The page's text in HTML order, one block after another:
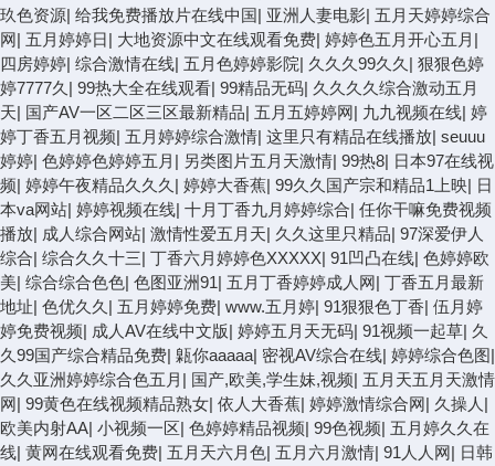
玖色资源| 给我免费播放片在线中国| 亚洲人妻电影| 五月天婷婷综合
网| 五月婷婷日| 大地资源中文在线观看免费| 婷婷色五月开心五月 |
四房婷婷| 综合激情在线| 五月色婷婷影院| 久久久99久久 | 狠狠色婷
婷7777久 | 99热大全在线观看| 99精品无码| 久久久久综合激动五月
天| 国产AV一区二区三区最新精品| 五月五婷婷网| 九九视频在线| 婷
婷丁香五月视频| 五月婷婷综合激情| 这里只有精品在线播放| seuuu
婷婷| 色婷婷色婷婷五月 | 另类图片五月天激情| 99热8| 日本97在线视
频| 婷婷午夜精品久久久 | 婷婷大香蕉| 99久久国产宗和精品1上映| 日
本va网站| 婷婷视频在线| 十月丁香九月婷婷综合| 任你干嘛免费视频
播放| 成人综合网站| 激情性爱五月天| 久久这里只精品| 97深爱伊人
综合| 综合久久十三| 丁香六月婷婷色XXXXX| 91凹凸在线| 色婷婷欧
美| 综合综合色色| 色图亚洲91| 五月丁香婷婷成人网| 丁香五月最新
地址| 色优久久 | 五月婷婷免费| www.五月婷| 91狠狠色丁香| 伍月婷
婷免费视频| 成人AV在线中文版| 婷婷五月天无码| 91视频一起草| 久
久99国产综合精品免费| 甈你aaaaa| 密视AV综合在线| 婷婷综合色图|
久久亚洲婷婷综合色五月 | 国产,欧美,学生妹,视频| 五月天五月天激情
网| 99黄色在线视频精品熟女| 依人大香蕉| 婷婷激情综合网| 久操人 |
欧美内射AA| 小视频一区| 色婷婷精品视频| 99色视频| 五月婷久久在
线| 黄网在线观看免费| 五月天六月色| 五月六月激情| 91人人网| 日韩